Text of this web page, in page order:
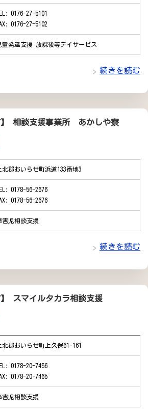
0176-27-5101
0176-27-5102
童発達支援 放課後等デイサービス
続きを読む
】 相談支援事業所 あかしや寮
北郡おいらせ町浜道133番地3
0178-56-2676
0178-56-2676
害児相談支援
続きを読む
】 スマイルタカラ相談支援
北郡おいらせ町上久保61-161
0178-20-7456
0178-20-7465
害児相談支援